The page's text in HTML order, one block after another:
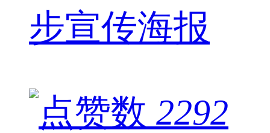
步宣传海报
2292